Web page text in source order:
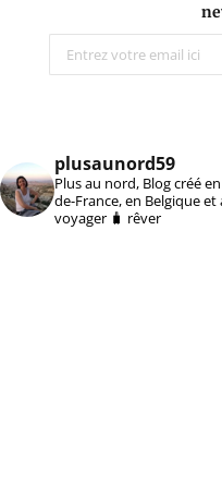
plusaunord59
Plus au nord, Blog créé
de-France, en Belgique
voyager 🧳 rêver